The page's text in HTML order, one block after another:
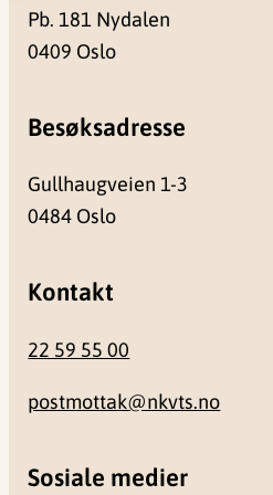
Pb. 181 Nydalen
0409 Oslo
Besøksadresse
Gullhaugveien 1-3
0484 Oslo
Kontakt
22 59 55 00
postmottak@nkvts.no
Sosiale medier